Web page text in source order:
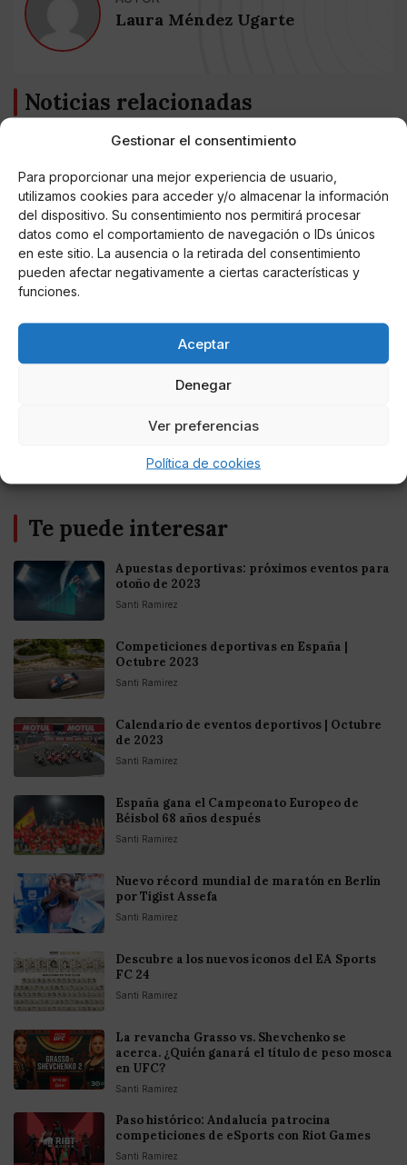
Gestionar el consentimiento
Para proporcionar una mejor experiencia de usuario,
utilizamos cookies para acceder y/o almacenar la información
del dispositivo. Su consentimiento nos permitirá procesar
datos como el comportamiento de navegación o IDs únicos
en este sitio. La ausencia o la retirada del consentimiento
pueden afectar negativamente a ciertas características y
funciones.
Aceptar
Denegar
Ver preferencias
Política de cookies
Laura Méndez Ugarte
Noticias relacionadas
Online Casino
Online Casino
Mejores Casinos Online con Bitcoin y
Criptomonedas en Argentina 2025
criptomonedas y Bitcoin en México 2025
Entretenimiento
Fortnite regresa para iOS en la Unión
Te puede interesar
Apuestas deportivas: próximos eventos para
otoño de 2023
Santi Ramirez
Competiciones deportivas en España |
Octubre 2023
Santi Ramirez
Calendario de eventos deportivos | Octubre
de 2023
Santi Ramirez
España gana el Campeonato Europeo de
Béisbol 68 años después
Santi Ramirez
Nuevo récord mundial de maratón en Berlín
por Tigist Assefa
Santi Ramirez
Descubre a los nuevos íconos del EA Sports
FC 24
Santi Ramirez
La revancha Grasso vs. Shevchenko se
acerca. ¿Quién ganará el título de peso mosca
en UFC?
Santi Ramirez
Paso histórico: Andalucía patrocina
competiciones de eSports con Riot Games
Santi Ramirez